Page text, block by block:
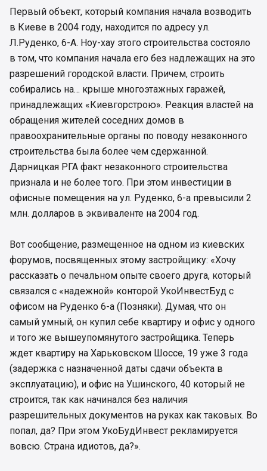
Первый объект, который компания начала возводить
в Киеве в 2004 году, находится по адресу ул.
Л.Руденко, 6-А. Ноу-хау этого строительства состояло
в том, что компания начала его без надлежащих на это
разрешений городской власти. Причем, строить
собирались на… крыше многоэтажных гаражей,
принадлежащих «Киевгорстрою». Реакция властей на
обращения жителей соседних домов в
правоохранительные органы по поводу незаконного
строительства была более чем сдержанной.
Дарницкая РГА факт незаконного строительства
признала и не более того. При этом инвестиции в
офисные помещения на ул. Руденко, 6-а превысили 2
млн. долларов в эквиваленте на 2004 год.
Вот сообщение, размещенное на одном из киевских
форумов, посвященных этому застройщику: «Хочу
рассказать о печальном опыте своего друга, который
связался с «надежной» конторой УкоИнвестБуд с
офисом на Руденко 6-а (Позняки). Думая, что он
самый умный, он купил себе квартиру и офис у одного
и того же вышеупомянутого застройщика. Теперь
ждет квартиру на Харьковском Шоссе, 19 уже 3 года
(задержка с назначенной даты сдачи объекта в
эксплуатацию), и офис на Ушинского, 40 который не
строится, так как начинался без наличия
разрешительных документов на руках как таковых. Во
попал, да? При этом УкоБудИнвест рекламируется
вовсю. Страна идиотов, да?».